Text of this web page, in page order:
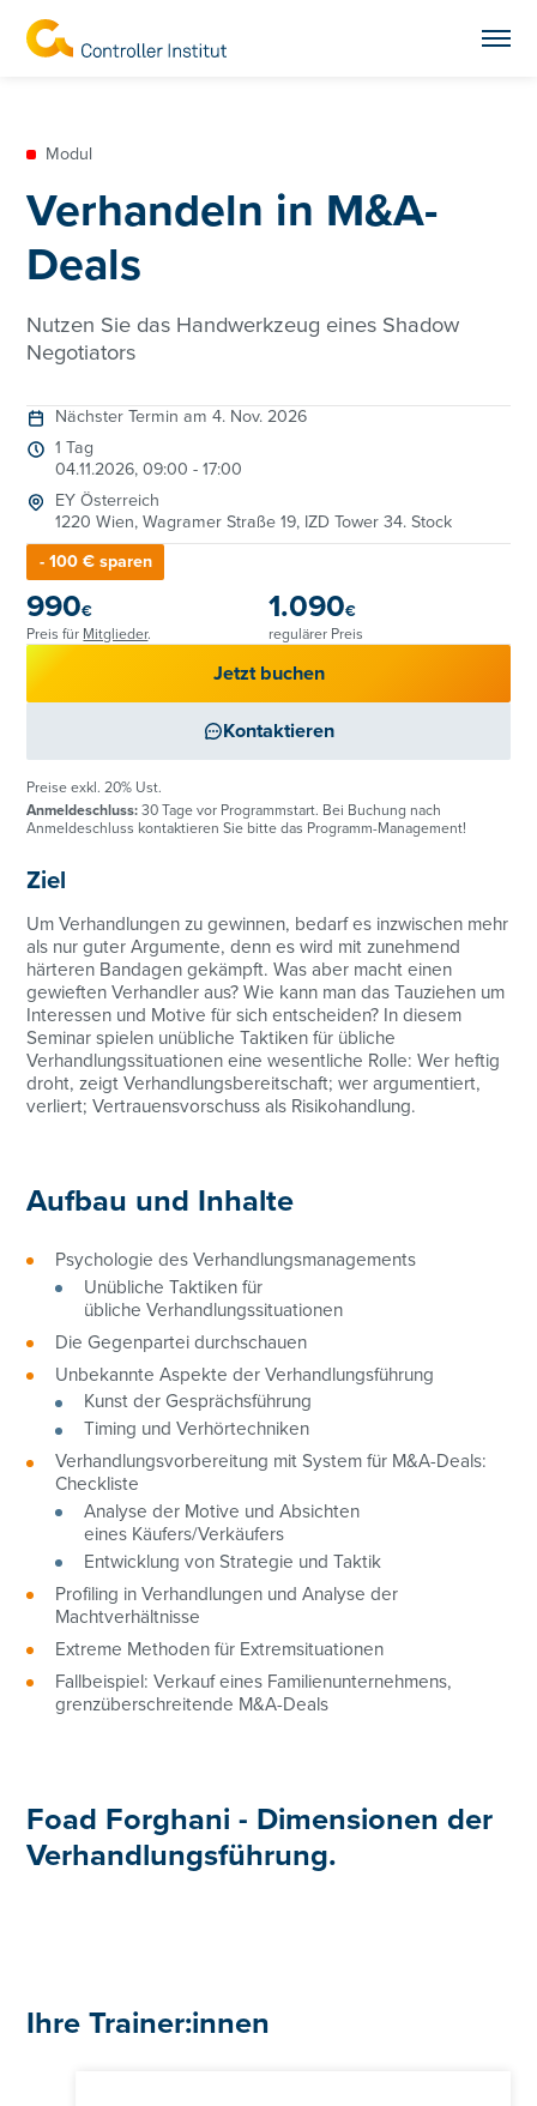
Modul
Verhandeln in M&A-
Deals
Nutzen Sie das Handwerkzeug eines Shadow
Negotiators
Ziel
Um Verhandlungen zu gewinnen, bedarf es inzwischen mehr
als nur guter Argumente, denn es wird mit zunehmend
härteren Bandagen gekämpft. Was aber macht einen
gewieften Verhandler aus? Wie kann man das Tauziehen um
Interessen und Motive für sich entscheiden? In diesem
Seminar spielen unübliche Taktiken für übliche
Verhandlungssituationen eine wesentliche Rolle: Wer heftig
droht, zeigt Verhandlungsbereitschaft; wer argumentiert,
verliert; Vertrauensvorschuss als Risikohandlung.
Aufbau und Inhalte
Psychologie des Verhandlungsmanagements
Unübliche Taktiken für
übliche Verhandlungssituationen
Die Gegenpartei durchschauen
Unbekannte Aspekte der Verhandlungsführung
Kunst der Gesprächsführung
Timing und Verhörtechniken
Verhandlungsvorbereitung mit System für M&A-Deals:
Checkliste
Analyse der Motive und Absichten
eines Käufers/Verkäufers
Entwicklung von Strategie und Taktik
Profiling in Verhandlungen und Analyse der
Machtverhältnisse
Extreme Methoden für Extremsituationen
Fallbeispiel: Verkauf eines Familienunternehmens,
grenzüberschreitende M&A-Deals
Foad Forghani - Dimensionen der
Verhandlungsführung.
Ihre Trainer:innen
Nächster Termin am 4. Nov. 2026
1 Tag
04.11.2026, 09:00 - 17:00
EY Österreich
1220 Wien, Wagramer Straße 19, IZD Tower 34. Stock
- 100 € sparen
990€
Preis für Mitglieder.
1.090€
regulärer Preis
Jetzt buchen
Kontaktieren
Preise exkl. 20% Ust.
Anmeldeschluss: 30 Tage vor Programmstart. Bei Buchung nach
Anmeldeschluss kontaktieren Sie bitte das Programm-Management!